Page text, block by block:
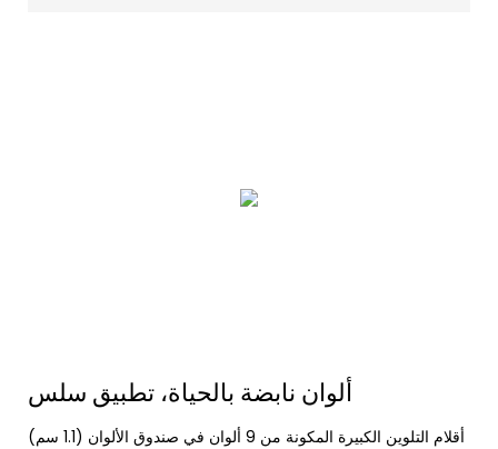
ألوان نابضة بالحياة، تطبيق سلس
أقلام التلوين الكبيرة المكونة من 9 ألوان في صندوق الألوان (1.1 سم)